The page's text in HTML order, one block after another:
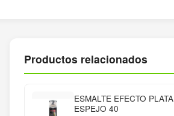
Productos relacionados
ESMALTE EFECTO PLATA
ESPEJO 40